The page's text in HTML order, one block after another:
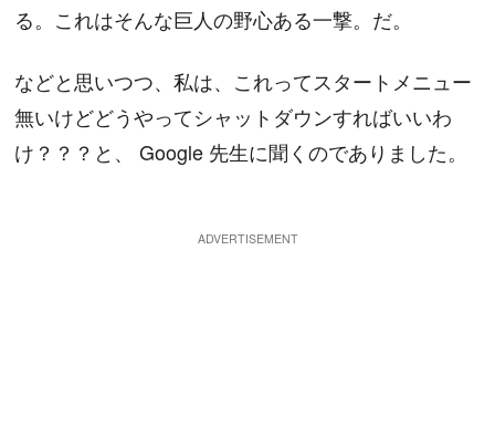
る。これはそんな巨人の野心ある一撃。だ。
などと思いつつ、私は、これってスタートメニュー
無いけどどうやってシャットダウンすればいいわ
け？？？と、 Google 先生に聞くのでありました。